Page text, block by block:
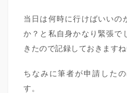
当日は何時に行けばいいの
か？と私自身かなり緊張で
きたので記録しておきます
ちなみに筆者が申請した
す。